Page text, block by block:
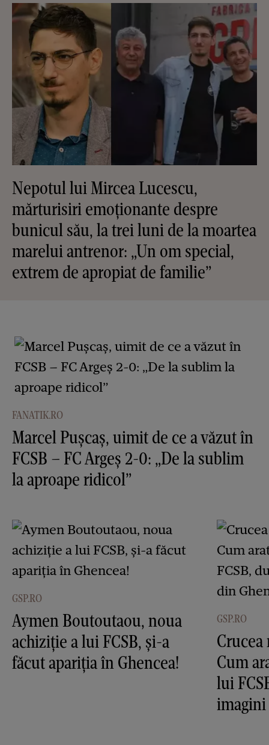
Nepotul lui Mircea Lucescu,
mărturisiri emoționante despre
bunicul său, la trei luni de la moartea
marelui antrenor: „Un om special,
extrem de apropiat de familie”
FANATIK.RO
Marcel Pușcaș, uimit de ce a văzut în
FCSB – FC Argeș 2-0: „De la sublim
la aproape ridicol”
GSP.RO
Aymen Boutoutaou, noua
achiziție a lui FCSB, și-a
făcut apariția în Ghencea!
GSP.RO
Crucea
Cum
lui
imagini